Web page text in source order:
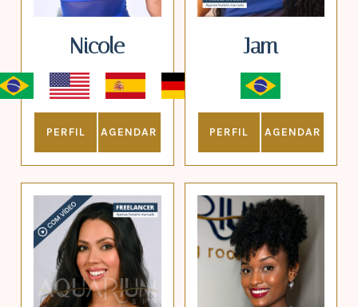
Nicole
PERFIL AGENDAR
Jam
PERFIL AGENDAR